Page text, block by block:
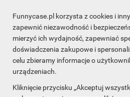
Funnycase.pl korzysta z cookies i
zapewnić niezawodność i
mierzyć ich wydajność, zapewniać
doświadczenia zakupowe i
celu zbieramy informacje o
urządzeniach.
Kliknięcie przycisku „Akceptuj
INFORMACJA O SKLEPIE
INFORMACJE
OBSŁUGA KLIENTA
WSPÓŁPRACA